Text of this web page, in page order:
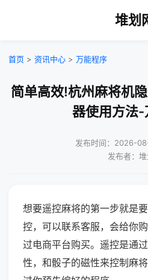
堆划
首页 > 资讯中心 > 万能程序
简单高效!杭州麻将机
器使用方法-
发布时间：2026-
发布者：
想要遥控麻将的第一步就是
控，可以联系客服，会给你
过电商平台购买。遥控是通
性，和骰子的磁性来控制麻